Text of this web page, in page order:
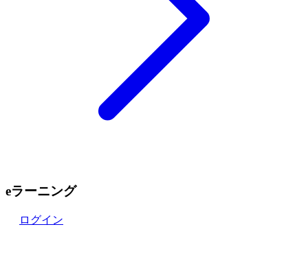
eラーニング
ログイン